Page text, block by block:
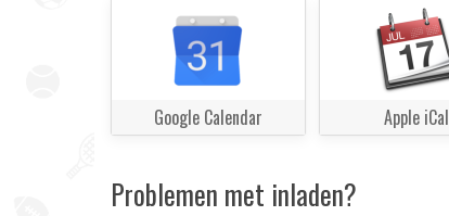
Google Calendar Apple iCal
Problemen met inladen?